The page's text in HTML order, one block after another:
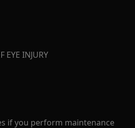
EYE INJURY
if you perform maintenance